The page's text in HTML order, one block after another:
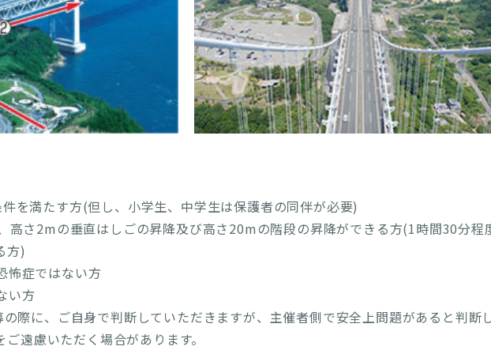
を満たす方(但し、小学生、中学生は保護者の同伴が必要)
さ2mの垂直はしごの昇降及び高さ20mの階段の昇降ができる方(1時間30分程
方)
症ではない方
い方
際に、ご自身で判断していただきますが、主催者側で安全上問題があると判断
遠慮いただく場合があります。